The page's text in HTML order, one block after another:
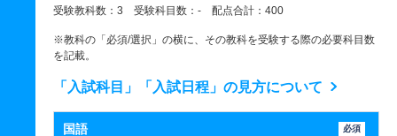
受験教科数：3 受験科目数：- 配点合計：400
※教科の「必須/選択」の横に、その教科を受験する際の必要科目数
を記載。
「入試科目」「入試日程」の見方について
国語 必須